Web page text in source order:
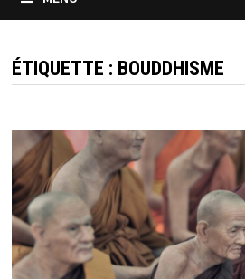
ÉTIQUETTE : BOUDDHISME